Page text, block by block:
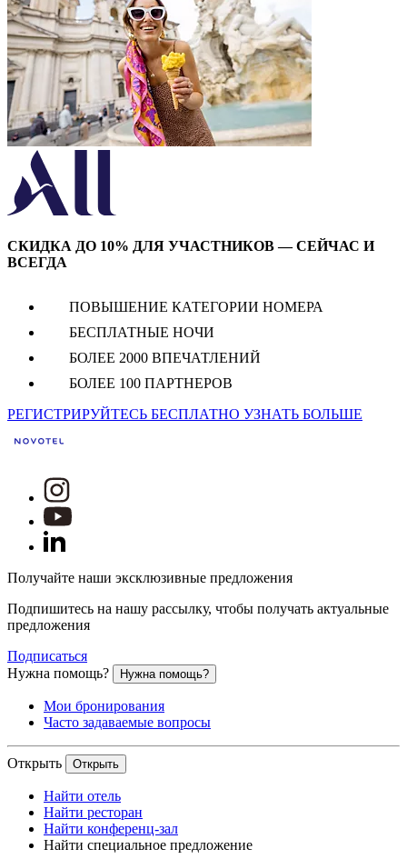
СКИДКА ДО 10% ДЛЯ УЧАСТНИКОВ — СЕЙЧАС И
ВСЕГДА
ПОВЫШЕНИЕ КАТЕГОРИИ НОМЕРА
БЕСПЛАТНЫЕ НОЧИ
БОЛЕЕ 2000 ВПЕЧАТЛЕНИЙ
БОЛЕЕ 100 ПАРТНЕРОВ
РЕГИСТРИРУЙТЕСЬ БЕСПЛАТНО УЗНАТЬ БОЛЬШЕ
Получайте наши эксклюзивные предложения
Подпишитесь на нашу рассылку, чтобы получать актуальные
предложения
Подписаться
Нужна помощь?
Нужна помощь?
Мои бронирования
Часто задаваемые вопросы
Открыть Открыть
Найти отель
Найти ресторан
Найти конференц-зал
Найти специальное предложение